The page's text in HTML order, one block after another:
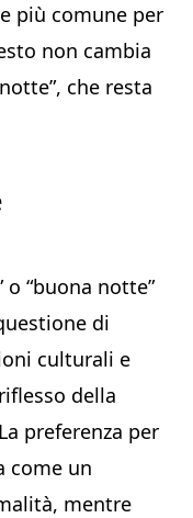
più comune per
non cambia
che resta
o “buona notte”
di
culturali e
della
preferenza per
come un
mentre